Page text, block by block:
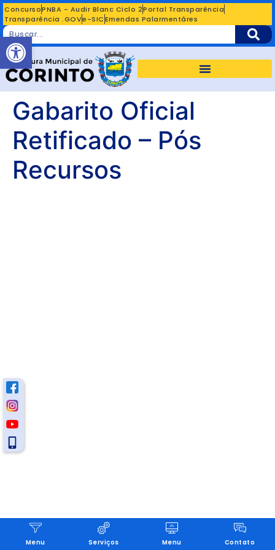
ConcursoPNBA - Audir Blanc Ciclo 2Portal Transparência
Transparência .GOVe-SICEmendas Palarmentáres
Gabarito Oficial
Retificado – Pós
Recursos
Menu Serviços Menu Contato
Abrir a barra de ferramentas